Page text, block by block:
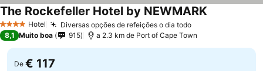
4 EstrelasHotel Diversas opções de refeições o dia todo
The Rockefeller Hotel by NEWMARK
8,1 Muito boa 915 a 2.3 km de Port of Cape Town
De € 117